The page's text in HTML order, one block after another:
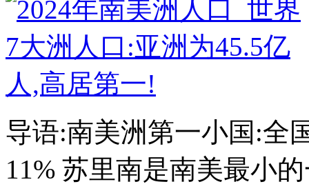
导语:南美洲第一小国:全
11% 苏里南是南美最小